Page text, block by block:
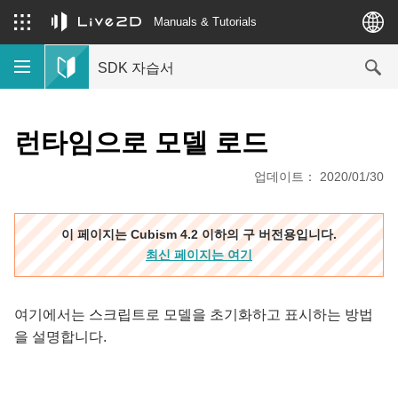
Manuals & Tutorials
SDK 자습서
런타임으로 모델 로드
업데이트： 2020/01/30
이 페이지는 Cubism 4.2 이하의 구 버전용입니다.
최신 페이지는 여기
여기에서는 스크립트로 모델을 초기화하고 표시하는 방법
을 설명합니다.